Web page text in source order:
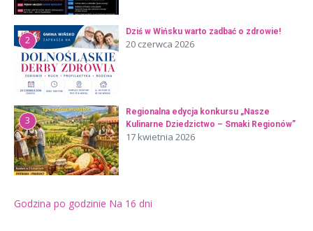
2
Dziś w Wińsku warto zadbać o zdrowie!
20 czerwca 2026
3
Regionalna edycja konkursu „Nasze
Kulinarne Dziedzictwo – Smaki Regionów”
17 kwietnia 2026
Godzina po godzinie Na 16 dni